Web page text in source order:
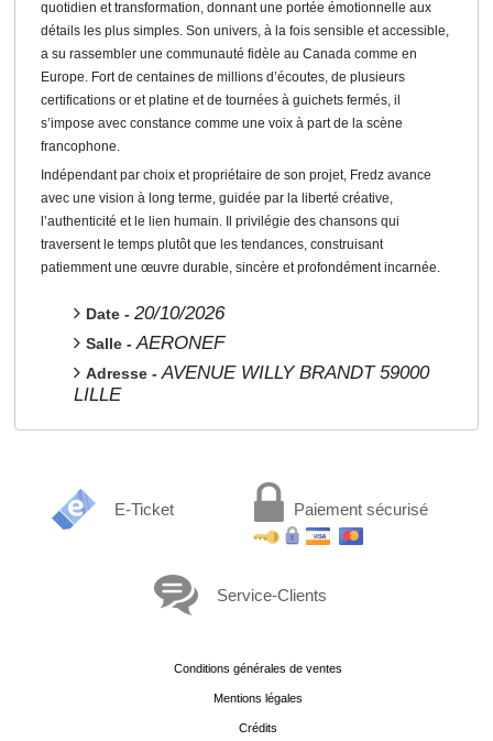
quotidien et transformation, donnant une portée émotionnelle aux
détails les plus simples. Son univers, à la fois sensible et accessible,
a su rassembler une communauté fidèle au Canada comme en
Europe. Fort de centaines de millions d’écoutes, de plusieurs
certifications or et platine et de tournées à guichets fermés, il
s’impose avec constance comme une voix à part de la scène
francophone.
Indépendant par choix et propriétaire de son projet, Fredz avance
avec une vision à long terme, guidée par la liberté créative,
l’authenticité et le lien humain. Il privilégie des chansons qui
traversent le temps plutôt que les tendances, construisant
patiemment une œuvre durable, sincère et profondément incarnée.
Date - 20/10/2026
Salle - AERONEF
Adresse - AVENUE WILLY BRANDT 59000
LILLE
E-Ticket Paiement sécurisé
Service-Clients
Conditions générales de ventes
Mentions légales
Crédits